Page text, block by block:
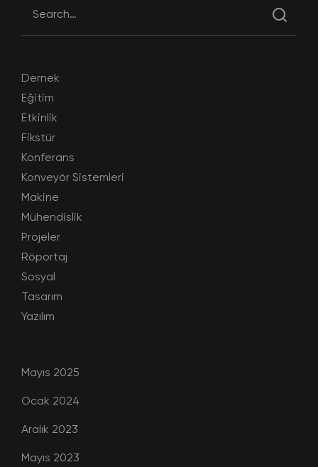
Dernek
Eğitim
Etkinlik
Fikstür
Konferans
Konveyör Sistemleri
Makine
Mühendislik
Projeler
Röportaj
Sosyal
Tasarım
Yazılım
Mayıs 2025
Ocak 2024
Aralık 2023
Mayıs 2023